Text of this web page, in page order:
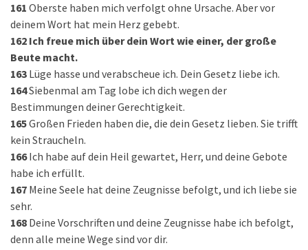
161 Oberste haben mich verfolgt ohne Ursache. Aber vor
deinem Wort hat mein Herz gebebt.
162 Ich freue mich über dein Wort wie einer, der große
Beute macht.
163 Lüge hasse und verabscheue ich. Dein Gesetz liebe ich.
164Siebenmal am Tag lobe ich dich wegen der
Bestimmungen deiner Gerechtigkeit.
165Großen Frieden haben die, die dein Gesetz lieben. Sie trifft
kein Straucheln.
166 Ich habe auf dein Heil gewartet, Herr, und deine Gebote
habe ich erfüllt.
167 Meine Seele hat deine Zeugnisse befolgt, und ich liebe sie
sehr.
168 Deine Vorschriften und deine Zeugnisse habe ich befolgt,
denn alle meine Wege sind vor dir.